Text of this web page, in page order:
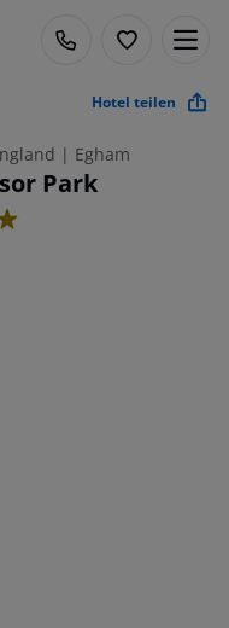
Hotel teilen
| Egham
Park